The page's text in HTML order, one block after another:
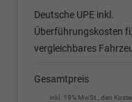
Deutsche UPE inkl.
Überführungskosten
vergleichbares
Gesamtpreis
inkl. 19% MwSt., den